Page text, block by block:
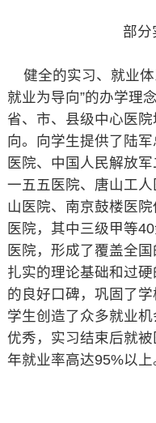
部分
健全的实习、就业体
就业为导向”的办学理
省、市、县级中心医
向。向学生提供了陆
医院、中国人民解放
一五五医院、唐山工
山医院、南京鼓楼医
医院，其中三级甲等
医院，形成了覆盖全
扎实的理论基础和过
的良好口碑，巩固了
学生创造了众多就业
优秀，实习结束后就
年就业率高达95%以上